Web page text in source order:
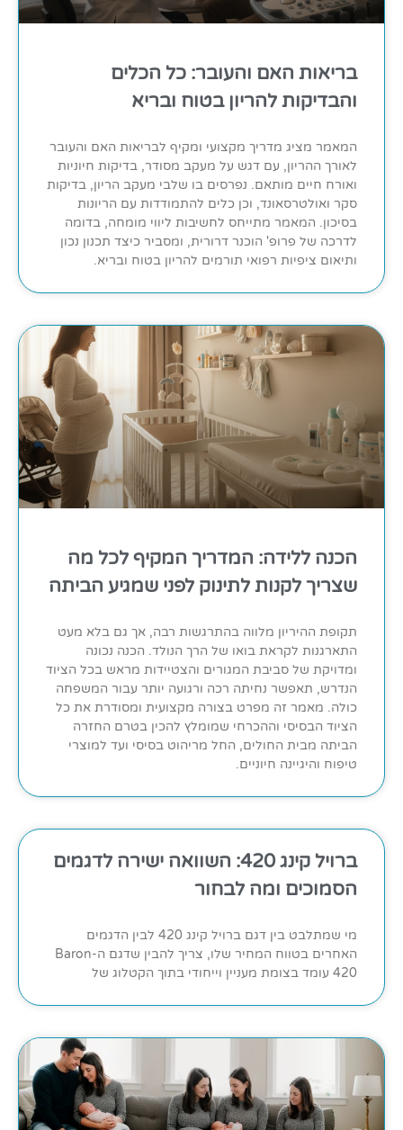
בריאות האם והעובר: כל הכלים
והבדיקות להריון בטוח ובריא
המאמר מציג מדריך מקצועי ומקיף לבריאות האם והעובר
לאורך ההריון, עם דגש על מעקב מסודר, בדיקות חיוניות
ואורח חיים מותאם. נפרסים בו שלבי מעקב הריון, בדיקות
סקר ואולטרסאונד, וכן כלים להתמודדות עם הריונות
בסיכון. המאמר מתייחס לחשיבות ליווי מומחה, בדומה
לדרכה של פרופ' הוכנר דרורית, ומסביר כיצד תכנון נכון
ותיאום ציפיות רפואי תורמים להריון בטוח ובריא.
הכנה ללידה: המדריך המקיף לכל מה
שצריך לקנות לתינוק לפני שמגיע הביתה
תקופת ההיריון מלווה בהתרגשות רבה, אך גם בלא מעט
התארגנות לקראת בואו של הרך הנולד. הכנה נכונה
ומדויקת של סביבת המגורים והצטיידות מראש בכל הציוד
הנדרש, תאפשר נחיתה רכה ורגועה יותר עבור המשפחה
כולה. מאמר זה מפרט בצורה מקצועית ומסודרת את כל
הציוד הבסיסי וההכרחי שמומלץ להכין בטרם החזרה
הביתה מבית החולים, החל מריהוט בסיסי ועד למוצרי
טיפוח והיגיינה חיוניים.
ברויל קינג 420: השוואה ישירה לדגמים
הסמוכים ומה לבחור
מי שמתלבט בין דגם ברויל קינג 420 לבין הדגמים
האחרים בטווח המחיר שלו, צריך להבין שדגם ה-Baron
420 עומד בצומת מעניין וייחודי בתוך הקטלוג של